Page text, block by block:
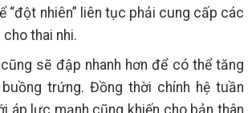
“đột nhiên” liên tục phải cung cấp các
thai nhi.
sẽ đập nhanh hơn để có thể tăng
trứng. Đồng thời chính hệ tuần